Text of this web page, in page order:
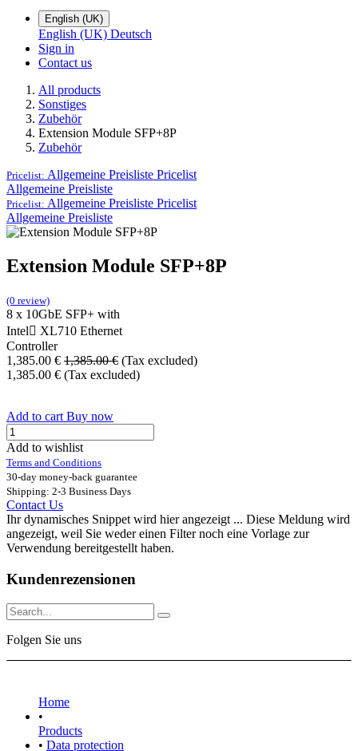
English (UK)
English (UK) Deutsch
Sign in
Contact us
All products
Sonstiges
Zubehör
Extension Module SFP+8P
Zubehör
Pricelist: Allgemeine Preisliste Pricelist
Allgemeine Preisliste
Pricelist: Allgemeine Preisliste Pricelist
Allgemeine Preisliste
Extension Module SFP+8P
(0 review)
8 x 10GbE SFP+ with
Intel XL710 Ethernet
Controller
1,385.00 € 1,385.00€ (Tax excluded)
1,385.00 € (Tax excluded)
Add to cart Buy now
Add to wishlist
Terms and Conditions
30-day money-back guarantee
Shipping: 2-3 Business Days
Contact Us
Ihr dynamisches Snippet wird hier angezeigt ... Diese Meldung wird
angezeigt, weil Sie weder einen Filter noch eine Vorlage zur
Verwendung bereitgestellt haben.
Kundenrezensionen
Folgen Sie uns
Home
•
Products
• Data protection